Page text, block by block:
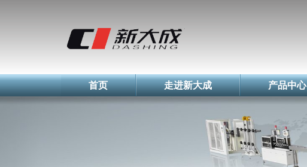
简体中文EnglishРусский
首页 走进新大成 产品中心